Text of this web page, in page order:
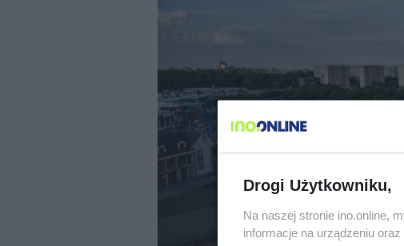
Drogi Użytkowniku,
Na naszej stronie ino.online,
informacje na urządzeniu